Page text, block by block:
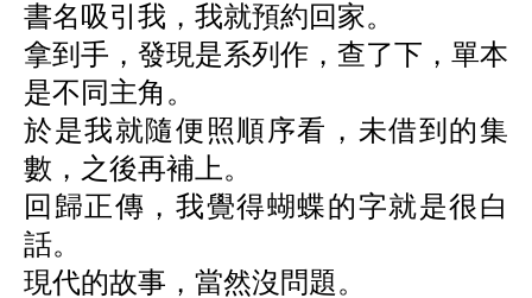
書名吸引我，我就預約回家。
拿到手，發現是系列作，查了下，單本
是不同主角。
於是我就隨便照順序看，未借到的集
數，之後再補上。
回歸正傳，我覺得蝴蝶的字就是很白
話。
現代的故事，當然沒問題。